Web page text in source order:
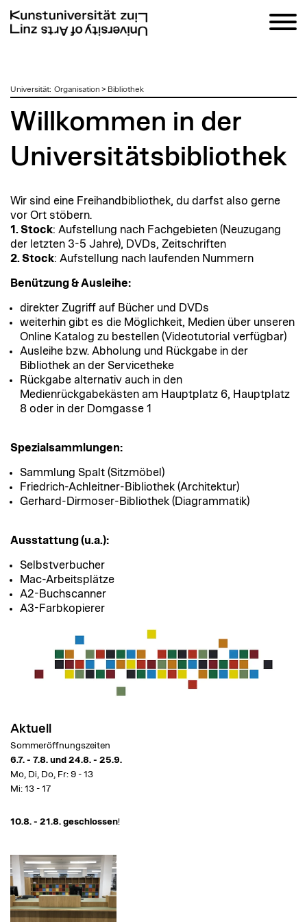
zumUniversität: Organisation > Bibliothek
Willkommen in der
Universitätsbibliothek
Wir sind eine Freihandbibliothek, du darfst also gerne
vor Ort stöbern.
1. Stock: Aufstellung nach Fachgebieten (Neuzugang
der letzten 3-5 Jahre), DVDs, Zeitschriften
2. Stock: Aufstellung nach laufenden Nummern
Benützung & Ausleihe:
direkter Zugriff auf Bücher und DVDs
weiterhin gibt es die Möglichkeit, Medien über unseren
Online Katalog zu bestellen (Videotutorial verfügbar)
Ausleihe bzw. Abholung und Rückgabe in der
Bibliothek an der Servicetheke
Rückgabe alternativ auch in den
Medienrückgabekästen am Hauptplatz 6, Hauptplatz
8 oder in der Domgasse 1
Spezialsammlungen:
Sammlung Spalt (Sitzmöbel)
Friedrich-Achleitner-Bibliothek (Architektur)
Gerhard-Dirmoser-Bibliothek (Diagrammatik)
Ausstattung (u.a.):
Selbstverbucher
Mac-Arbeitsplätze
A2-Buchscanner
A3-Farbkopierer
Aktuell
Sommeröffnungszeiten
6.7. - 7.8. und 24.8. - 25.9.
Mo, Di, Do, Fr: 9 - 13
Mi: 13 - 17
10.8. - 21.8. geschlossen!